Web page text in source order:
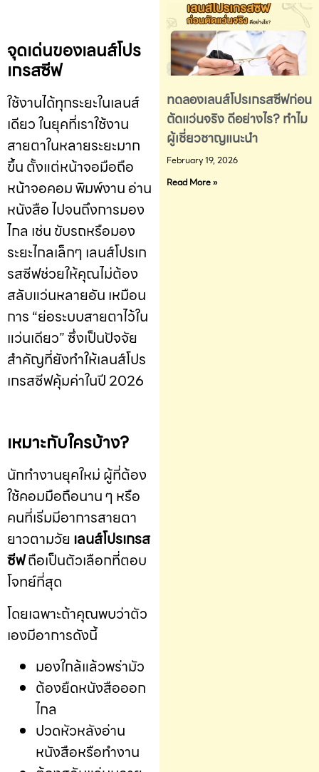
จุดเด่นของเลนส์โปร
เกรสซีฟ
ใช้งานได้ทุกระยะในเลนส์
เดียว ในยุคที่เราใช้งาน
สายตาในหลายระยะมาก
ขึ้น ตั้งแต่หน้าจอมือถือ
หน้าจอคอม พิมพ์งาน อ่าน
หนังสือ ไปจนถึงการมอง
ไกล เช่น ขับรถหรือมอง
ระยะไกลเล็กๆเลนส์โปรเก
รสซีฟช่วยให้คุณไม่ต้อง
สลับแว่นหลายอัน เหมือน
การ “ย่อระบบสายตาไว้ใน
แว่นเดียว” ซึ่งเป็นปัจจัย
สำคัญที่ยังทำให้เลนส์โปร
เกรสซีฟคุ้มค่าในปี 2026
เหมาะกับใครบ้าง?
นักทำงานยุคใหม่ ผู้ที่ต้อง
ใช้คอมมือถือนาน ๆ หรือ
คนที่เริ่มมีอาการสายตา
ยาวตามวัยเลนส์โปรเกรส
ซีฟถือเป็นตัวเลือกที่ตอบ
โจทย์ที่สุด
โดยเฉพาะถ้าคุณพบว่าตัว
เองมีอาการดังนี้
มองใกล้แล้วพร่ามัว
ต้องยืดหนังสือออก
ไกล
ปวดหัวหลังอ่าน
หนังสือหรือทำงาน
ทดลองเลนส์โปรเกรสซีฟก่อน
ตัดแว่นจริง ดีอย่างไร? ทำไม
ผู้เชี่ยวชาญแนะนำ
February 19, 2026
Read More »